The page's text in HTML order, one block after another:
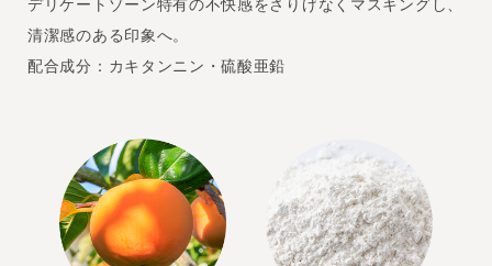
デリケートゾーン特有の不快感をさりげなくマスキングし、
清潔感のある印象へ。
配合成分：カキタンニン・硫酸亜鉛